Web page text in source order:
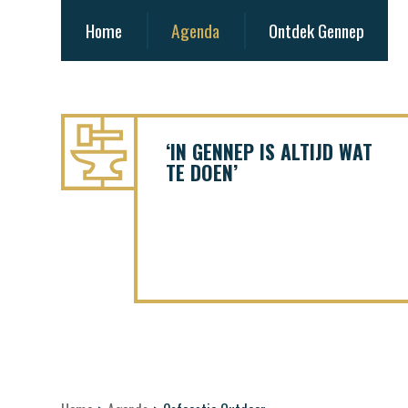
Home Agenda Ontdek Gennep
‘IN GENNEP IS ALTIJD WAT
TE DOEN’